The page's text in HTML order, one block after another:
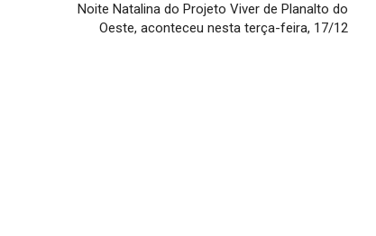
Noite Natalina do Projeto Viver de Planalto do
Oeste, aconteceu nesta terça-feira, 17/12